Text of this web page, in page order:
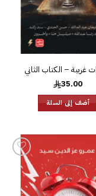
غريبة – الكتاب الثاني
35.00
أضف إلى السلة
إضافة
إلى
الرغبات